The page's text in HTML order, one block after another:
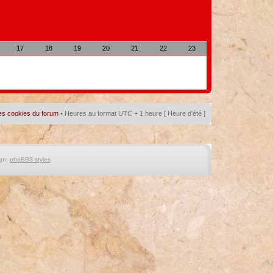
17 18 19 20 21 22 23
cookies du forum • Heures au format UTC + 1 heure [ Heure d’été ]
phpBB3 styles